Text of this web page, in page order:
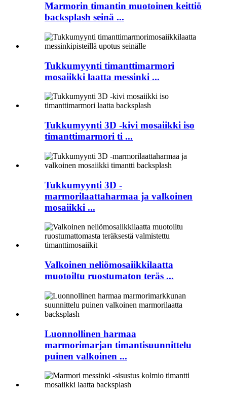
Marmorin timantin muotoinen keittiö
backsplash seinä ...
Tukkumyynti timanttimarmori
mosaiikki laatta messinki ...
Tukkumyynti 3D -kivi mosaiikki iso
timanttimarmori ti ...
Tukkumyynti 3D -
marmorilaattaharmaa ja valkoinen
mosaiikki ...
Valkoinen neliömosaiikkilaatta
muotoiltu ruostumaton teräs ...
Luonnollinen harmaa
marmorimarjan timantisuunnittelu
puinen valkoinen ...